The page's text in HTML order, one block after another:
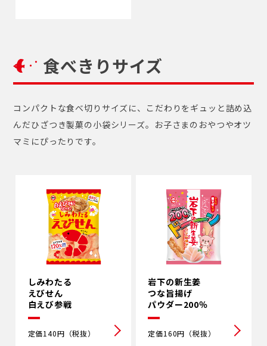
食べきりサイズ
コンパクトな食べ切りサイズに、こだわりをギュッと詰め込
んだひざつき製菓の小袋シリーズ。お子さまのおやつやオツ
マミにぴったりです。
しみわたる
えびせん
⽩えび参戦
定価140円（税抜）
岩下の新⽣姜
つな旨揚げ
パウダー200％
定価160円（税抜）